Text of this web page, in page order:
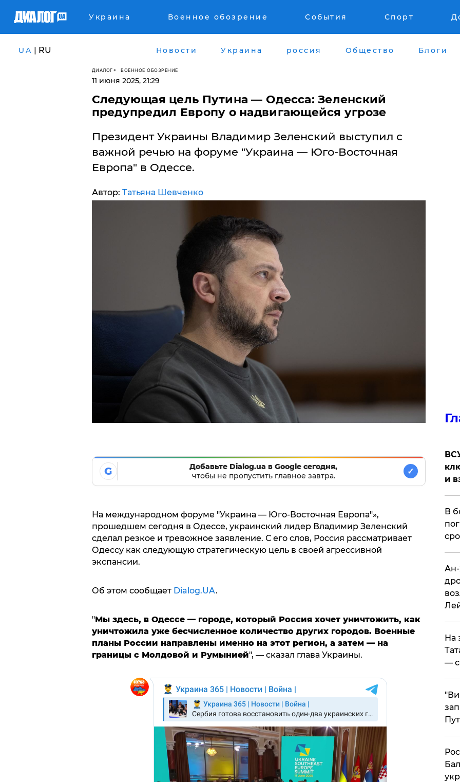
Украина Военное обозрение События Спорт
UA | RU Новости Украина россия Общество Блоги
ДИАЛОГ ВОЕННОЕ ОБОЗРЕНИЕ
11 июня 2025, 21:29
​Следующая цель Путина — Одесса: Зеленский
предупредил Европу о надвигающейся угрозе
Президент Украины Владимир Зеленский выступил с
важной речью на форуме "Украина — Юго-Восточная
Европа" в Одессе.
Автор: Татьяна Шевченко
G
Добавьте Dialog.ua в Google сегодня,
чтобы не пропустить главное завтра.
✓
На международном форуме "Украина — Юго-Восточная Европа"»,
прошедшем сегодня в Одессе, украинский лидер Владимир Зеленский
сделал резкое и тревожное заявление. С его слов, Россия рассматривает
Одессу как следующую стратегическую цель в своей агрессивной
экспансии.
Об этом сообщает Dialog.UA.
"Мы здесь, в Одессе — городе, который Россия хочет уничтожить, как
уничтожила уже бесчисленное количество других городов. Военные
планы России направлены именно на этот регион, а затем — на
границы с Молдовой и Румынией", — сказал глава Украины.
и
В
Ан-
На
—